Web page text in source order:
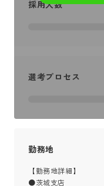
採用人数
選考プロセス
勤務地
【勤務地詳細】
●茨城支店